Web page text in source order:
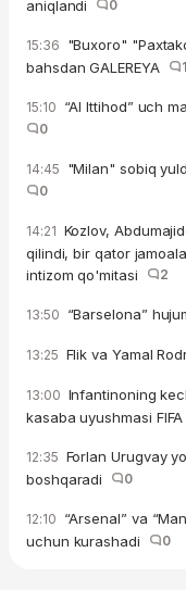
aniqlandi
0
15:36 "Buxoro"
bahsdan GALEREYA
1
15:10 “Al Ittihod” uch
0
14:45 "Milan" sobiq
0
14:21 Kozlov,
qilindi, bir qator
intizom qo'mitasi
2
13:50 “Barselona”
13:25 Flik va Yamal
13:00 Infantinoning
kasaba uyushmasi
12:35 Forlan Urugvay
boshqaradi
0
12:10 “Arsenal” va
uchun kurashadi
0